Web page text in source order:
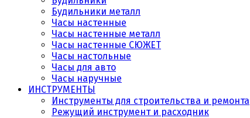
Будильники металл
Часы настенные
Часы настенные металл
Часы настенные СЮЖЕТ
Часы настольные
Часы для авто
Часы наручные
ИНСТРУМЕНТЫ
Инструменты для строительства и ремонта
Режущий инструмент и расходник